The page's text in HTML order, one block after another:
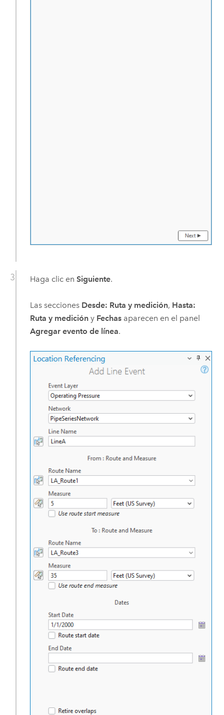
Haga clic en Siguiente.
Las secciones Desde: Ruta y medición, Hasta:
Ruta y medicióny Fechasaparecen en el panel
Agregar evento de línea.